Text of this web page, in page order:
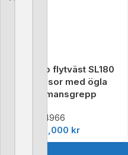
Plastimo flytväst SL180
Pro-sensor med ögla
för dödmansgrepp
64966
1,000 kr